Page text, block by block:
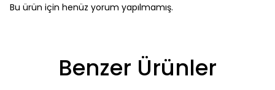
Bu ürün için henüz yorum yapılmamış.
Benzer Ürünler